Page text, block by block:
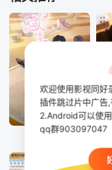
已完结
为喵人生
欢迎使用影视同好
插件跳过片中广告
2.Android可以使
qq群903097047